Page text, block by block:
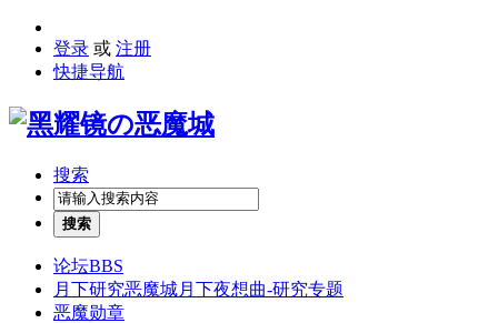
登录 或 注册
快捷导航
搜索
搜索
论坛BBS
月下研究恶魔城月下夜想曲-研究专题
恶魔勋章